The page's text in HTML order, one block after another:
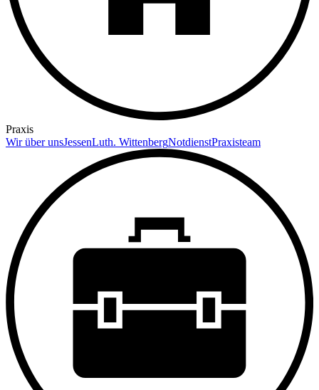
Praxis
Wir über unsJessenLuth. WittenbergNotdienstPraxisteam